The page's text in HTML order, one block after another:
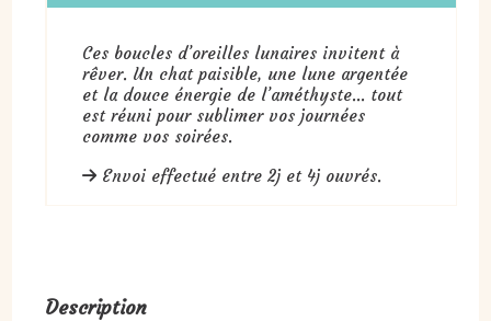
Ces boucles d’oreilles lunaires invitent à
rêver. Un chat paisible, une lune argentée
et la douce énergie de l’améthyste… tout
est réuni pour sublimer vos journées
comme vos soirées.
Envoi effectué entre 2j et 4j ouvrés.
Description